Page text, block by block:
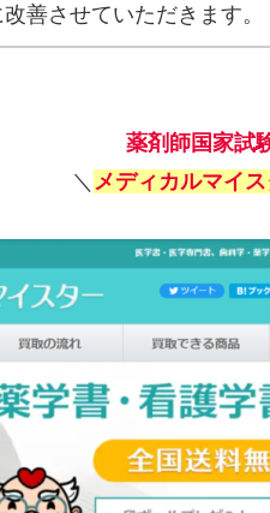
善させていただきます。
薬剤師国家試
＼ メディカルマイ